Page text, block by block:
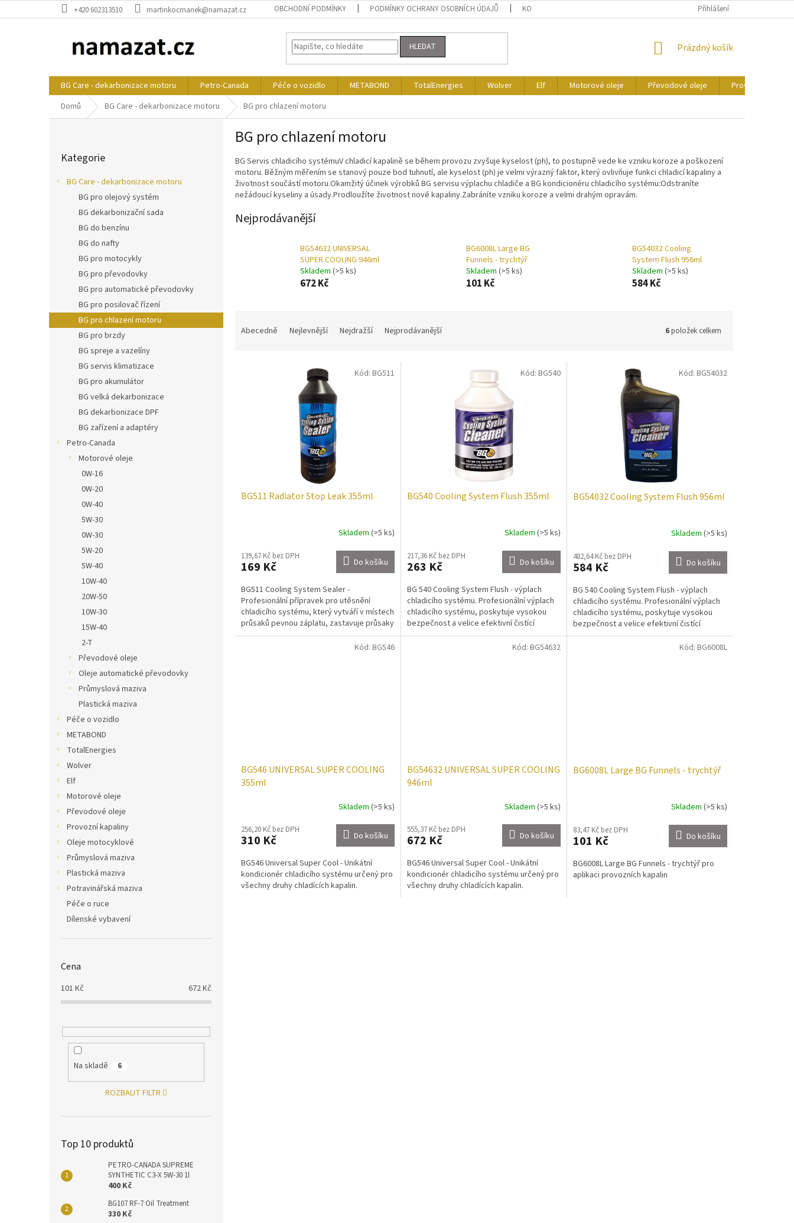
na
+420 602313510 martinkocmanek@namazat.cz OBCHODNÍ PODMÍNKY PODMÍNKY OCHRANY OSOBNÍCH ÚDAJŮ KONTAKTY Přihlášení
HLEDAT
NÁKUPNÍ
Prázdný košík
BG Care - dekarbonizace motoru Petro-Canada Péče o vozidlo METABOND TotalEnergies Wolver Elf Motorové oleje Převodové oleje
Provozní kapaliny
Domů
BG Care - dekarbonizace motoru BG pro chlazení motoru
kategorie
Kategorie
BG Care - dekarbonizace motoru
BG pro olejový systém
BG dekarbonizační sada
BG do benzínu
BG do nafty
BG pro motocykly
BG pro převodovky
BG pro automatické převodovky
BG pro posilovač řízení
BG pro chlazení motoru
BG pro brzdy
BG spreje a vazelíny
BG servis klimatizace
BG pro akumulátor
BG velká dekarbonizace
BG dekarbonizace DPF
BG zařízení a adaptéry
Petro-Canada
Motorové oleje
0W-16
0W-20
0W-40
5W-30
0W-30
5W-20
5W-40
10W-40
20W-50
10W-30
15W-40
2-T
Převodové oleje
Oleje automatické převodovky
Průmyslová maziva
Plastická maziva
Péče o vozidlo
METABOND
TotalEnergies
Wolver
Elf
Motorové oleje
Převodové oleje
Provozní kapaliny
Oleje motocyklové
Průmyslová maziva
Plastická maziva
Potravinářská maziva
Péče o ruce
Dílenské vybavení
Cena
101 Kč 672Kč
Na skladě 6
ROZBALIT FILTR
Top 10 produktů
PETRO-CANADA SUPREME
SYNTHETIC C3-X 5W-30 1l
400 Kč
BG107 RF-7 Oil Treatment
330 Kč
BG pro chlazení motoru
BG Servis chladicího systémuV chladicí kapalině se během provozu zvyšuje kyselost (ph), to postupně vede ke vzniku koroze a poškození
motoru. Běžným měřením se stanový pouze bod tuhnutí, ale kyselost (ph) je velmi výrazný faktor, který ovlivňuje funkci chladicí kapaliny a
životnost součástí motoru.Okamžitý účinek výrobků BG servisu výplachu chladiče a BG kondicionéru chladicího systému:Odstraníte
nežádoucí kyseliny a úsady.Prodloužíte životnost nové kapaliny.Zabráníte vzniku koroze a velmi drahým opravám.
Nejprodávanější
BG54632 UNIVERSAL
SUPER COOLING 946ml
Skladem (>5 ks)
672 Kč
BG6008L Large BG
Funnels - trychtýř
Skladem (>5 ks)
101 Kč
BG54032 Cooling
System Flush 956ml
Skladem (>5 ks)
584 Kč
Abecedně Nejlevnější Nejdražší Nejprodávanější 6položek celkem
BG511 Radiator Stop Leak 355ml
Skladem (>5 ks)
139,67 Kč bez DPH
169 Kč Do košíku
BG511 Cooling System Sealer -
Profesionální přípravek pro utěsnění
chladicího systému, který vytváří v místech
průsaků pevnou záplatu, zastavuje průsaky
v bloku chladiče,...
Kód: BG511
BG540 Cooling System Flush 355ml
Skladem (>5 ks)
217,36 Kč bez DPH
263 Kč Do košíku
BG 540 Cooling System Flush - výplach
chladicího systému. Profesionální výplach
chladicího systému, poskytuje vysokou
bezpečnost a velice efektivní čistící
schopnosti v...
Kód: BG540
BG54032 Cooling System Flush 956ml
Skladem (>5 ks)
482,64 Kč bez DPH
584 Kč Do košíku
BG 540 Cooling System Flush - výplach
chladicího systému. Profesionální výplach
chladicího systému, poskytuje vysokou
bezpečnost a velice efektivní čistící
schopnosti v...
Kód: BG54032
BG546 UNIVERSAL SUPER COOLING
355ml
Skladem (>5 ks)
256,20 Kč bez DPH
310 Kč Do košíku
BG546 Universal Super Cool - Unikátní
kondicionér chladicího systému určený pro
všechny druhy chladících kapalin.
Kód: BG546
BG54632 UNIVERSAL SUPER COOLING
946ml
Skladem (>5 ks)
555,37 Kč bez DPH
672 Kč Do košíku
BG546 Universal Super Cool - Unikátní
kondicionér chladicího systému určený pro
všechny druhy chladících kapalin.
Kód: BG54632
BG6008L Large BG Funnels - trychtýř
Skladem (>5 ks)
83,47 Kč bez DPH
101 Kč Do košíku
BG6008L Large BG Funnels - trychtýř pro
aplikaci provozních kapalin
Kód: BG6008L